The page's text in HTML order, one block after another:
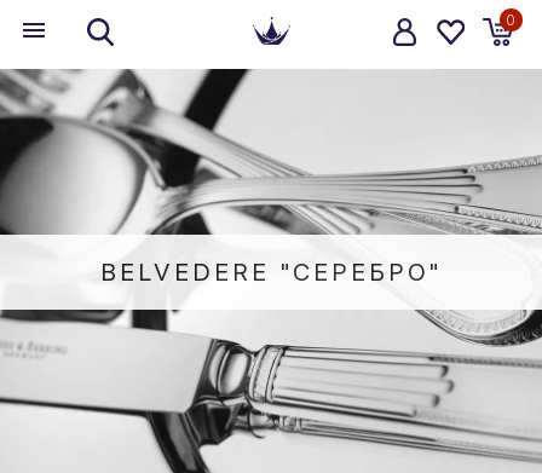
0
BELVEDERE "СЕРЕБРО"